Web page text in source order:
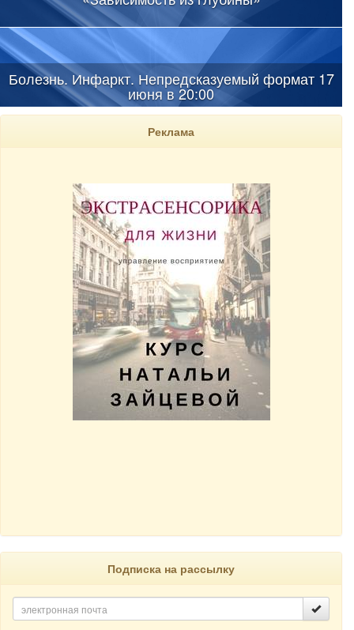
Болезнь. Инфаркт. Непредсказуемый формат 17
июня в 20:00
Реклама
Подписка на рассылку